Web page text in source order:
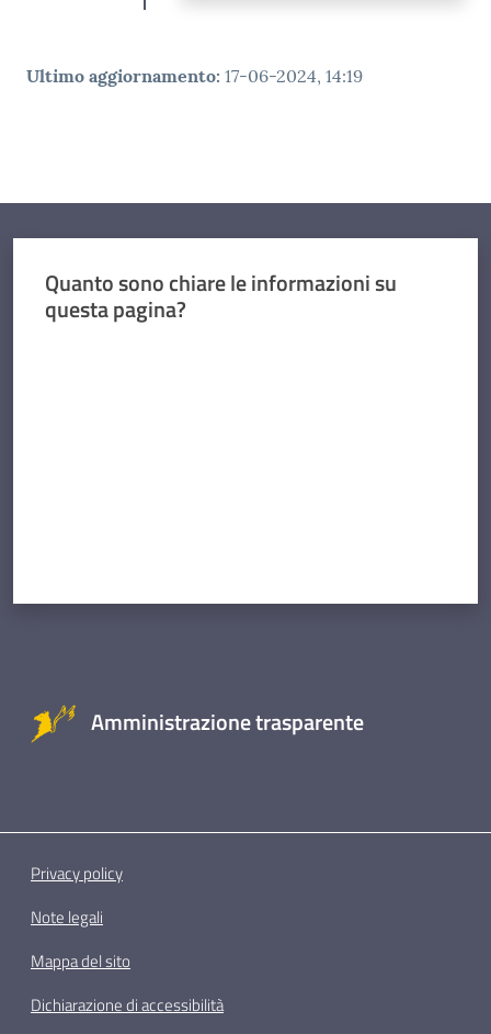
Ultimo aggiornamento: 17-06-2024, 14:19
Quanto sono chiare le informazioni su
questa pagina?
Amministrazione trasparente
Privacy policy
Note legali
Mappa del sito
Dichiarazione di accessibilità